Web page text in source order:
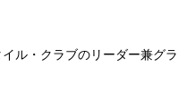
ル・クラブのリーダー兼グ